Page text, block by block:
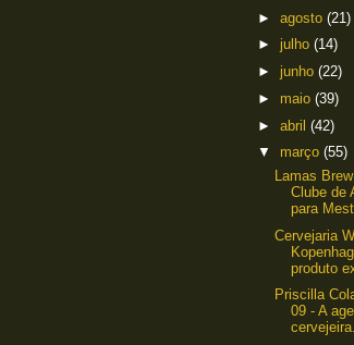
► agosto (21)
► julho (14)
► junho (22)
► maio (39)
► abril (42)
▼ março (55)
Lamas
Clube de
para
Cervejaria
produto
Priscilla
09 - A